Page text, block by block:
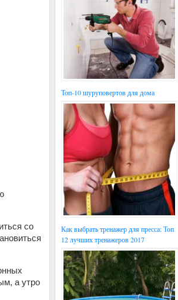
со
а утро
Топ-10 шуруповертов для дома
Как выбрать тренажер для пресса: Топ
12 лучших тренажеров 2017